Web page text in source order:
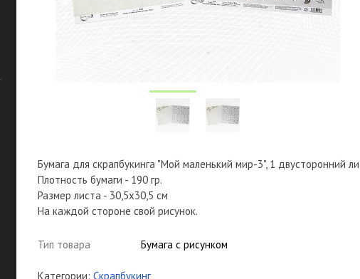
Бумага для скрапбукинга "Мой маленький мир-3", 1 двусторонний
Плотность бумаги - 190 гр.
Размер листа - 30,5х30,5 см
На каждой стороне свой рисунок.
Тип товара Бумага с рисунком
Категории: Скрапбукинг